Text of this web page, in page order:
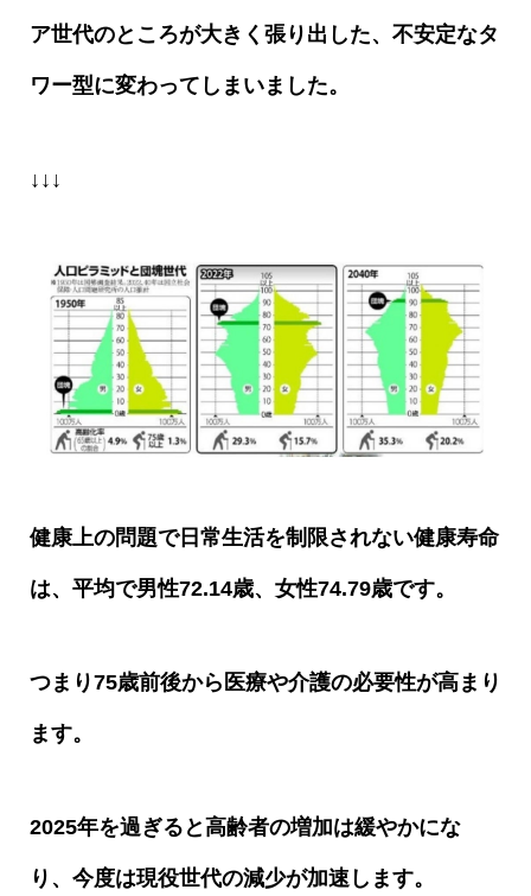
ア世代のところが大きく張り出した、不安定なタ
ワー型に変わってしまいました。
↓↓↓
健康上の問題で日常生活を制限されない健康寿命
は、平均で男性72.14歳、女性74.79歳です。
つまり75歳前後から医療や介護の必要性が高まり
ます。
2025年を過ぎると高齢者の増加は緩やかにな
り、今度は現役世代の減少が加速します。